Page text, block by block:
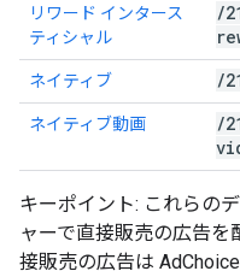
リワード インタース
ティシャル
/
ネイティブ /
ネイティブ動画 /
キーポイント: これらの
ャーで直接販売の広告
接販売の広告は